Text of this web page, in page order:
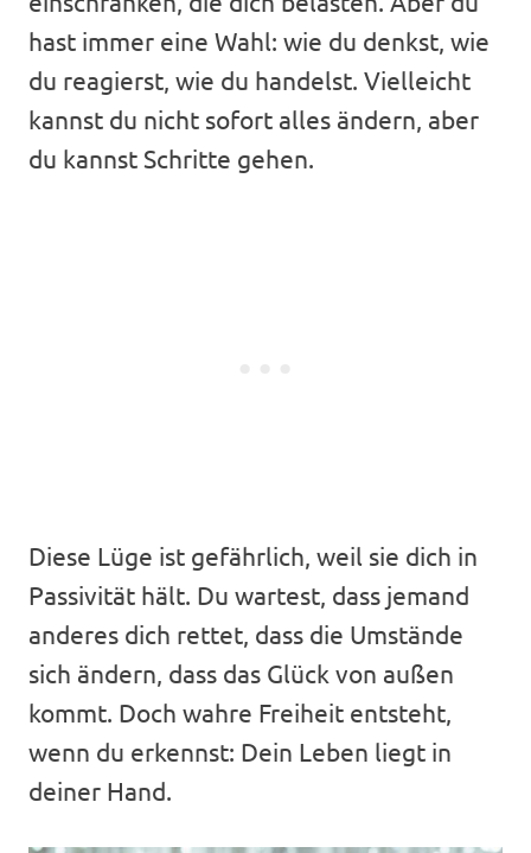
hast immer eine Wahl: wie du denkst, wie
du reagierst, wie du handelst. Vielleicht
kannst du nicht sofort alles ändern, aber
du kannst Schritte gehen.
Diese Lüge ist gefährlich, weil sie dich in
Passivität hält. Du wartest, dass jemand
anderes dich rettet, dass die Umstände
sich ändern, dass das Glück von außen
kommt. Doch wahre Freiheit entsteht,
wenn du erkennst: Dein Leben liegt in
deiner Hand.